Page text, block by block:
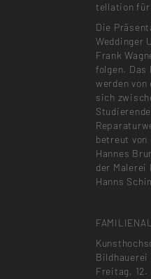
tellation für
Die
Weddinger
Frank
folgen.
werden
sich
betreut von
Hannes
der Malerei
Hanns
Bildhauerei
Freitag,